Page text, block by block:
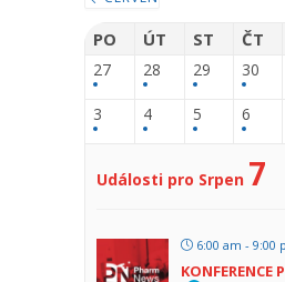
PO ÚT ST ČT
27 28 29 30
3 4 5 6
Události pro Srpen 7
6:00 am - 9:00
KONFERENCE